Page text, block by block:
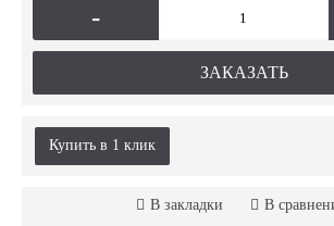
-
ЗАКАЗАТЬ
Купить в 1 клик
В закладки В